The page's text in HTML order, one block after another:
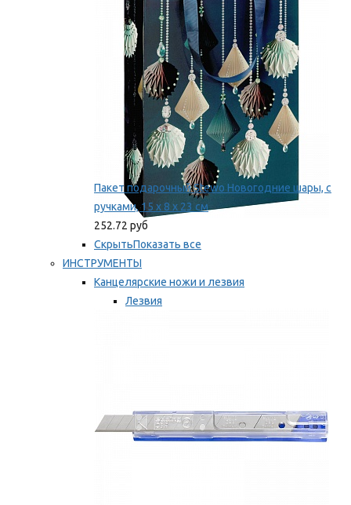
Мы рекомендуем
Пакет подарочный Stewo Новогодние шары, с
ручками, 15 х 8 х 23 см
252.72 руб
СкрытьПоказать все
ИНСТРУМЕНТЫ
Канцелярские ножи и лезвия
Лезвия